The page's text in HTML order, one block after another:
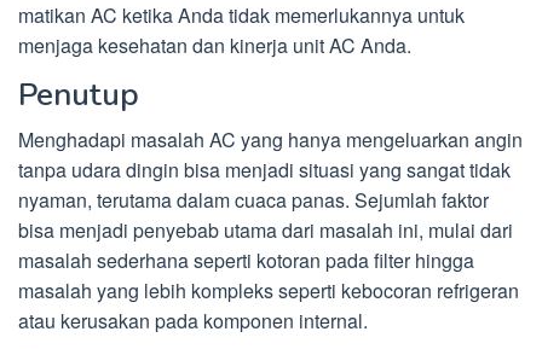
matikan AC ketika Anda tidak memerlukannya untuk
menjaga kesehatan dan kinerja unit AC Anda.
Penutup
Menghadapi masalah AC yang hanya mengeluarkan angin
tanpa udara dingin bisa menjadi situasi yang sangat tidak
nyaman, terutama dalam cuaca panas. Sejumlah faktor
bisa menjadi penyebab utama dari masalah ini, mulai dari
masalah sederhana seperti kotoran pada filter hingga
masalah yang lebih kompleks seperti kebocoran refrigeran
atau kerusakan pada komponen internal.